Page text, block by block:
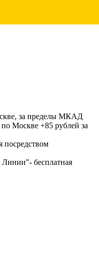
за пределы МКАД
по Москве +85 рублей за
посредством
бесплатная